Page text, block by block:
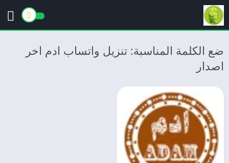
ضع الكلمة المناسبة: تنزيل واتساب ادم اخر
اصدار